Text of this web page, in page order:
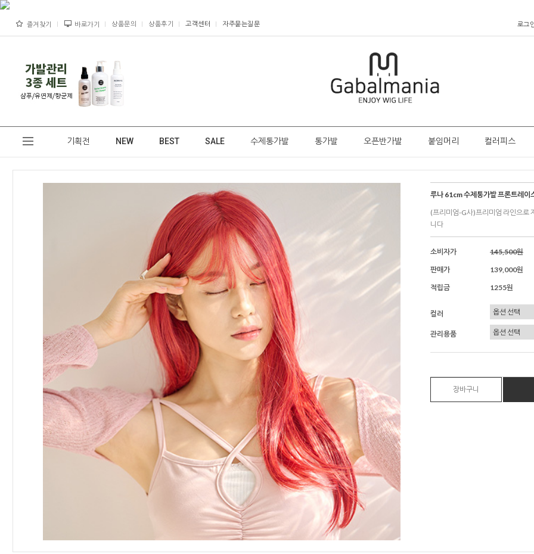
즐겨찾기 바로가기 상품문의 상품후기 고객센터 자주묻는질문 로그
기획전 NEW BEST SALE 수제통가발 통가발 오픈반가발 붙임머리 컬러피스
루나 61cm 수제통가발 프론트레이
(프리미엄-G사)프리미엄 라인으로
니다
소비자가
145,500원
판매가
139,000원
적립금
1255원
컬러
관리용품
장바구니